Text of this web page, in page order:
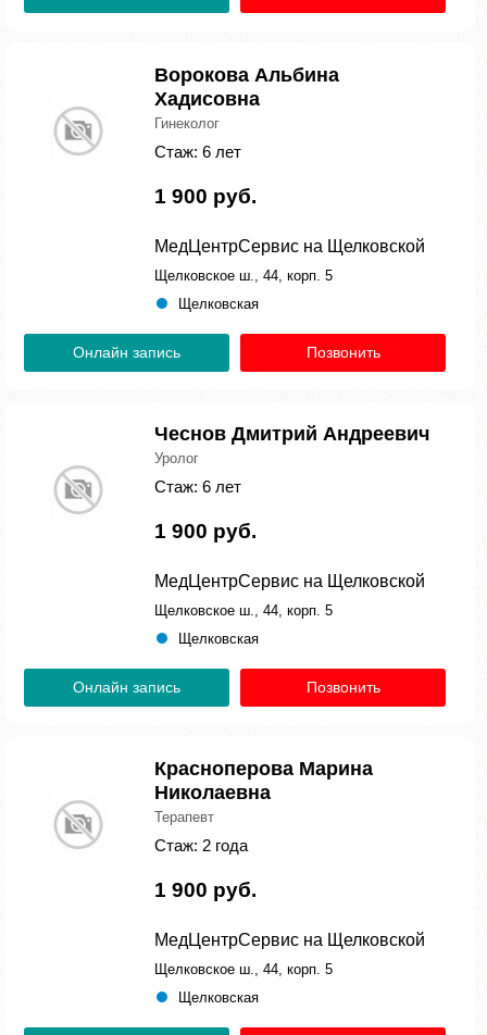
Ворокова Альбина
Хадисовна
Гинеколог
Стаж: 6 лет
1 900 руб.
МедЦентрСервис на Щелковской
Щелковское ш., 44, корп. 5
Щелковская
Онлайн запись Позвонить
Чеснов Дмитрий Андреевич
Уролог
Стаж: 6 лет
1 900 руб.
МедЦентрСервис на Щелковской
Щелковское ш., 44, корп. 5
Щелковская
Онлайн запись Позвонить
Красноперова Марина
Николаевна
Терапевт
Стаж: 2 года
1 900 руб.
МедЦентрСервис на Щелковской
Щелковское ш., 44, корп. 5
Щелковская